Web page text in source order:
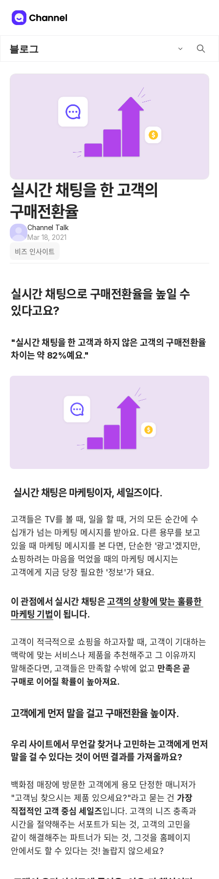
블로그
실시간 채팅을 한 고객의
구매전환율
Channel Talk
Mar 18, 2021
비즈 인사이트
실시간 채팅으로 구매전환율을 높일 수
있다고요?
"실시간 채팅을 한 고객과 하지 않은 고객의 구매전환율
차이는 약 82%예요."
실시간 채팅은 마케팅이자, 세일즈이다.
고객들은 TV를 볼 때, 일을 할 때, 거의 모든 순간에 수
십개가 넘는 마케팅 메시지를 받아요. 다른 용무를 보고
있을 때 마케팅 메시지를 본 다면, 단순한 '광고'겠지만,
쇼핑하려는 마음을 먹었을 때의 마케팅 메시지는
고객에게 지금 당장 필요한 '정보'가 돼요.
이 관점에서 실시간 채팅은 고객의 상황에 맞는 훌륭한
마케팅 기법이 됩니다.
고객이 적극적으로 쇼핑을 하고자할 때, 고객이 기대하는
맥락에 맞는 서비스나 제품을 추천해주고 그 이유까지
말해준다면, 고객들은 만족할 수밖에 없고 만족은 곧
구매로 이어질 확률이 높아져요.
고객에게 먼저 말을 걸고 구매전환율 높이자.
우리 사이트에서 무언갈 찾거나 고민하는 고객에게 먼저
말을 걸 수 있다는 것이 어떤 결과를 가져올까요?
백화점 매장에 방문한 고객에게 용모 단정한 매니저가
"고객님 찾으시는 제품 있으세요?"라고 묻는 건 가장
직접적인 고객 중심 세일즈입니다. 고객의 니즈 충족과
시간을 절약해주는 서포트가 되는 것, 고객의 고민을
같이 해결해주는 파트너가 되는 것, 그것을 홈페이지
안에서도 할 수 있다는 것! 놀랍지 않으세요?